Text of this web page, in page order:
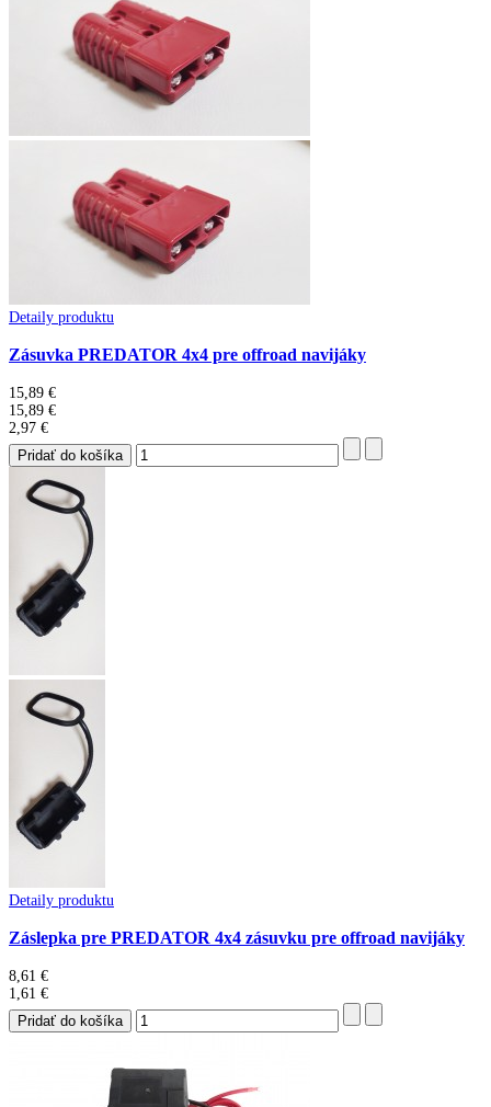
Detaily produktu
Zásuvka PREDATOR 4x4 pre offroad navijáky
15,89 €
15,89 €
2,97 €
Detaily produktu
Záslepka pre PREDATOR 4x4 zásuvku pre offroad navijáky
8,61 €
1,61 €